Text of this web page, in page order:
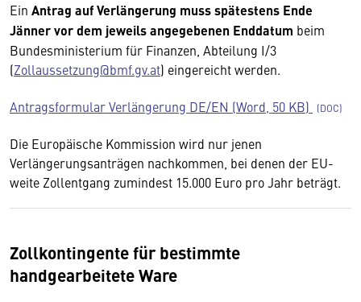
Ein Antrag auf Verlängerung muss spätestens Ende
Jänner vor dem jeweils angegebenen Enddatum beim
Bundesministerium für Finanzen, Abteilung I/3
(Zollaussetzung@bmf.gv.at) eingereicht werden.
Antragsformular Verlängerung DE/EN (Word, 50 KB)
Die Europäische Kommission wird nur jenen
Verlängerungsanträgen nachkommen, bei denen der EU-
weite Zollentgang zumindest 15.000 Euro pro Jahr beträgt.
Zollkontingente für bestimmte
handgearbeitete Ware